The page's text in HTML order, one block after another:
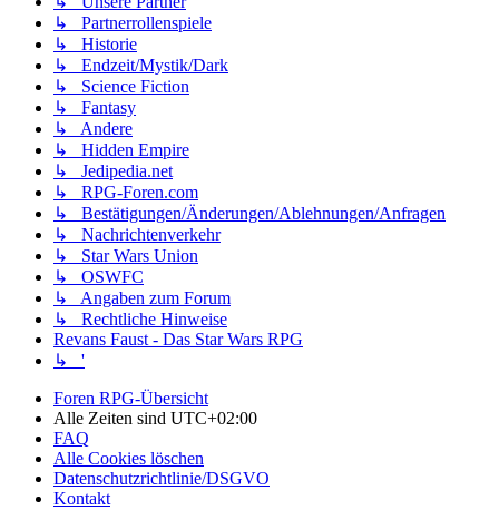
↳ Partnerrollenspiele
↳ Historie
↳ Endzeit/Mystik/Dark
↳ Science Fiction
↳ Fantasy
↳ Andere
↳ Hidden Empire
↳ Jedipedia.net
↳ RPG-Foren.com
↳ Bestätigungen/Änderungen/Ablehnungen/Anfragen
↳ Nachrichtenverkehr
↳ Star Wars Union
↳ OSWFC
↳ Angaben zum Forum
↳ Rechtliche Hinweise
Revans Faust - Das Star Wars RPG
↳ '
Foren RPG-Übersicht
Alle Zeiten sind UTC+02:00
FAQ
Alle Cookies löschen
Datenschutzrichtlinie/DSGVO
Kontakt